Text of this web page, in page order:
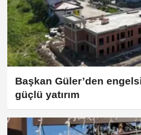
Başkan Güler’den
güçlü yatırım